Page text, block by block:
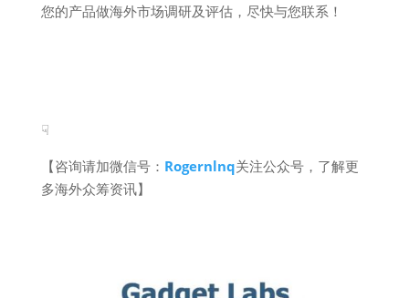
您的产品做海外市场调研及评估，尽快与您联系！
☟
【咨询请加微信号： Rogernlnq关注公众号，了解更
多海外众筹资讯】